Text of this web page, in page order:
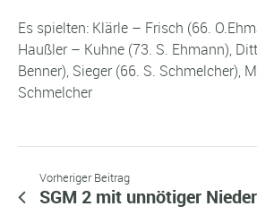
Es spielten: Klärle – Frisch (66.
Haußler – Kuhne (73. S. Ehmann),
Benner), Sieger (66. S. Schmelcher),
Schmelcher
Vorheriger Beitrag
SGM 2 mit unnötiger